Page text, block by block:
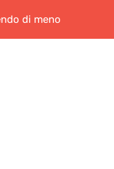
di meno